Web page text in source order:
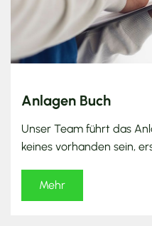
Anlagen Buch
Unser Team führt das
keines vorhanden sein,
Mehr